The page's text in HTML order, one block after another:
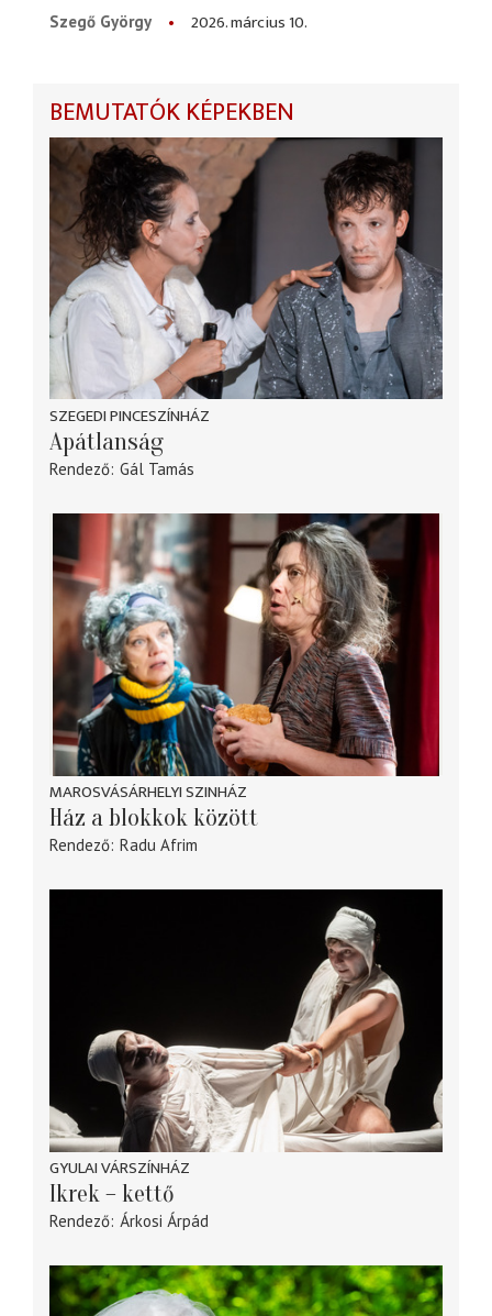
Szegő György
2026. március 10.
BEMUTATÓK KÉPEKBEN
SZEGEDI PINCESZÍNHÁZ
Apátlanság
Rendező Gál Tamás
MAROSVÁSÁRHELYI SZINHÁZ
Ház a blokkok között
Rendező Radu Afrim
GYULAI VÁRSZÍNHÁZ
Ikrek – kettő
Rendező Árkosi Árpád